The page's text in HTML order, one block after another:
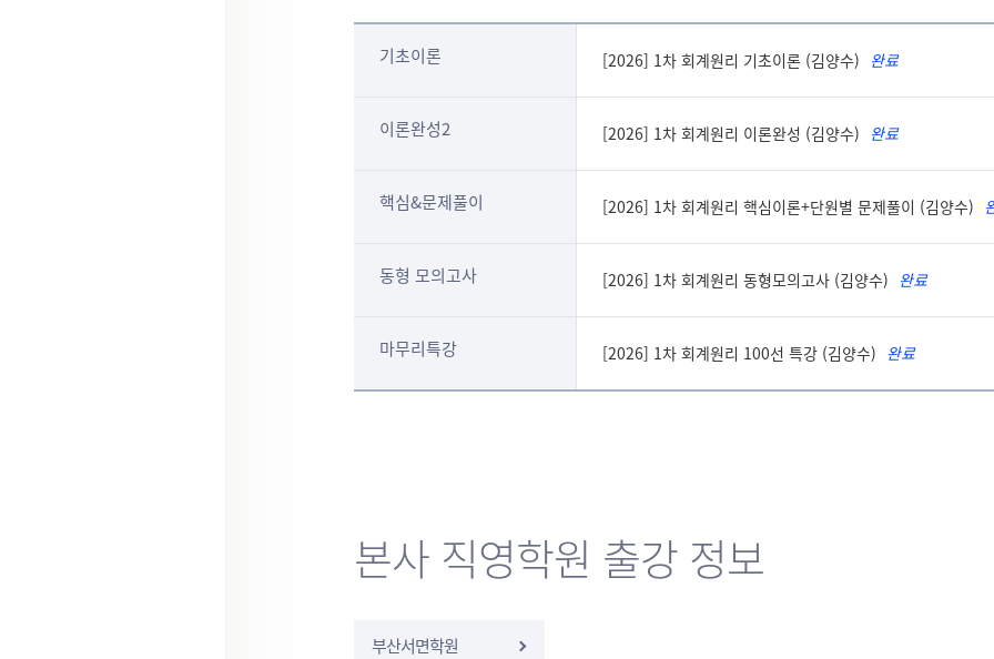
퍼팩트 강의
네컷회계 최고~^^
교수님 덕분에 회계가 재
기초이론 [2026] 1차 회계원리 기초이론 (김양수) 완료
이론완성2 [2026] 1차 회계원리 이론완성 (김양수) 완료
핵심&문제풀이 [2026] 1차 회계원리 핵심이론+단원별 문제풀이 (김양수)
동형 모의고사 [2026] 1차 회계원리 동형모의고사 (김양수) 완료
마무리특강 [2026] 1차 회계원리 100선 특강 (김양수) 완료
본사 직영학원 출강 정보
부산서면학원